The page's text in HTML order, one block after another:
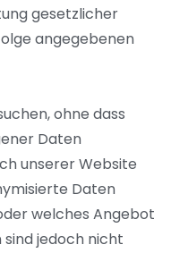
gesetzlicher
angegebenen
ohne dass
Daten
unserer Website
Daten
welches Angebot
jedoch nicht